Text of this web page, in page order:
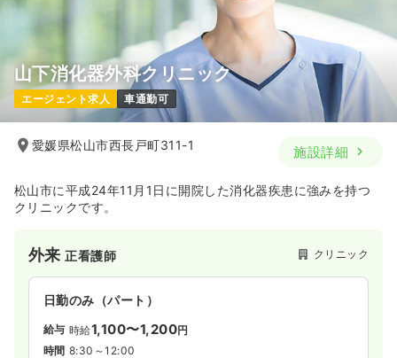
山下消化器外科クリニック
エージェント求人 車通勤可
愛媛県松山市西長戸町311-1 施設詳細
松山市に平成24年11月1日に開院した消化器疾患に強みを持つ
クリニックです。
外来正看護師 クリニック
日勤のみ（パート）
給与 時給1,100〜1,200円
時間 8:30～12:00